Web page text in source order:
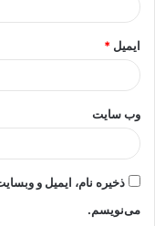
ایمیل *
وب‌ سایت
ذخیره نام، ایمیل و
می‌نویسم.